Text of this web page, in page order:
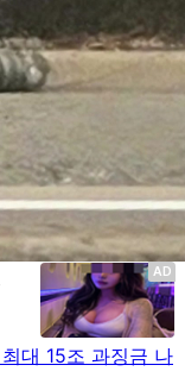
대 15조 과징금 나